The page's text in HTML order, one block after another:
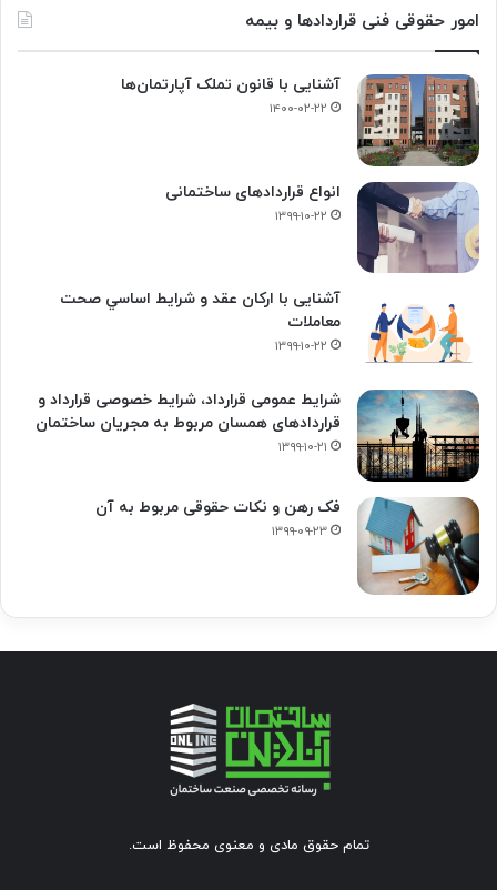
امور حقوقی فنی قراردادها و بیمه
آشنایی با قانون تملک آپارتمان‌ها
۱۴۰۰-۰۲-۲۲
انواع قراردادهای ساختمانی
۱۳۹۹-۱۰-۲۲
آشنایی با ارکان عقد و شرايط اساسي صحت
معاملات
۱۳۹۹-۱۰-۲۲
شرایط عمومی قرارداد، شرایط خصوصی قرارداد و
قراردادهای همسان مربوط به مجریان ساختمان
۱۳۹۹-۱۰-۲۱
فک‌ رهن و نکات حقوقی مربوط به آن
۱۳۹۹-۰۹-۲۳
تمام حقوق مادی و معنوی محفوظ است.